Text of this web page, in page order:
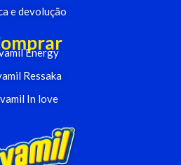
e devolução
Energy
Ressaka
In love